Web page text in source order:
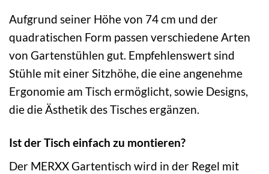
Aufgrund seiner Höhe von 74 cm und der
quadratischen Form passen verschiedene Arten
von Gartenstühlen gut. Empfehlenswert sind
Stühle mit einer Sitzhöhe, die eine angenehme
Ergonomie am Tisch ermöglicht, sowie Designs,
die die Ästhetik des Tisches ergänzen.
Ist der Tisch einfach zu montieren?
Der MERXX Gartentisch wird in der Regel mit